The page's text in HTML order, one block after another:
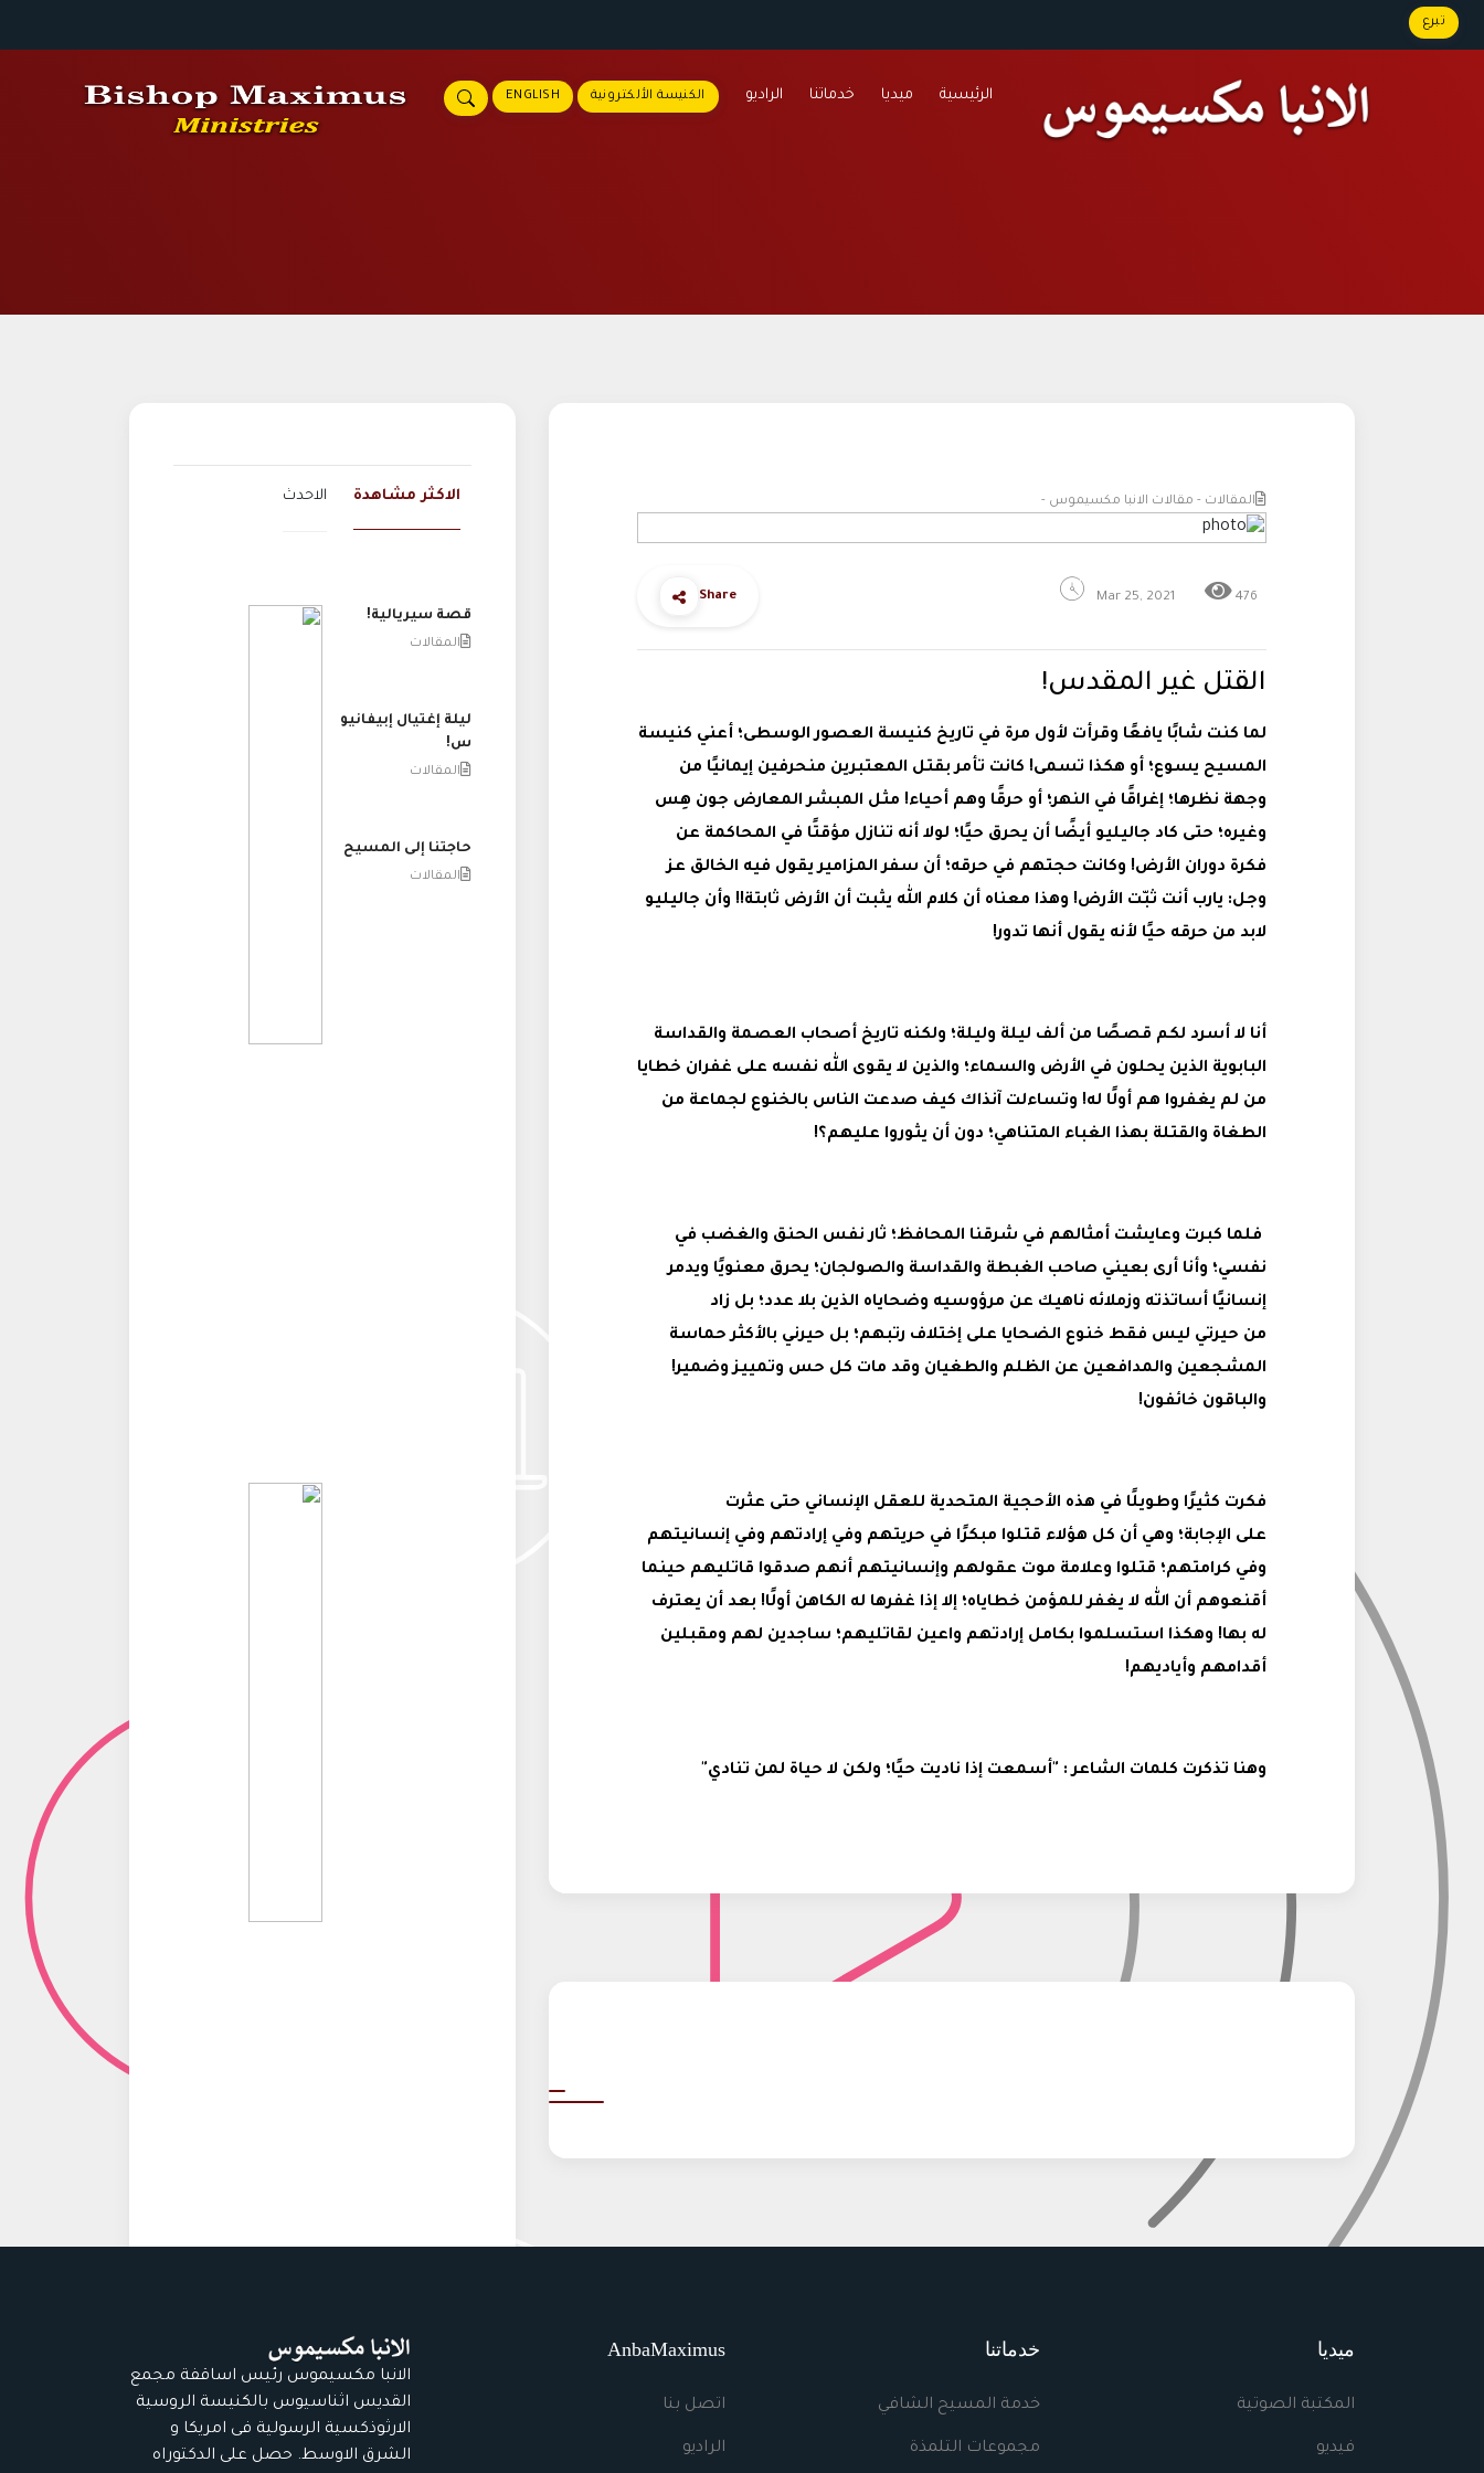
تبرع
ENGLISH الكنيسة الألكترونية الراديو خدماتنا ميديا الرئيسية
المقالات - مقالات الانبا مكسيموس -
Mar 25, 2021 476
Share
القتل غير المقدس!
لما كنت شابًا يافعًا وقرأت لأول مرة في تاريخ كنيسة العصور الوسطى؛ أعني كنيسة
المسيح يسوع؛ أو هكذا تسمى! كانت تأمر بقتل المعتبرين منحرفين إيمانيًا من
وجهة نظرها؛ إغراقًا في النهر؛ أو حرقًا وهم أحياء! مثل المبشر المعارض جون هِس
وغيره؛ حتى كاد جاليليو أيضًا أن يحرق حيًا؛ لولا أنه تنازل مؤقتًا في المحاكمة عن
فكرة دوران الأرض! وكانت حجتهم في حرقه؛ أن سفر المزامير يقول فيه الخالق عز
وجل: يارب أنت ثبّت الأرض! وهذا معناه أن كلام الله يثبت أن الأرض ثابتة!! وأن جاليليو
لابد من حرقه حيًا لأنه يقول أنها تدور!
أنا لا أسرد لكم قصصًا من ألف ليلة وليلة؛ ولكنه تاريخ أصحاب العصمة والقداسة
البابوية الذين يحلون في الأرض والسماء؛ والذين لا يقوى الله نفسه على غفران خطايا
من لم يغفروا هم أولًا له! وتساءلت آنذاك كيف صدعت الناس بالخنوع لجماعة من
الطغاة والقتلة بهذا الغباء المتناهي؛ دون أن يثوروا عليهم؟!
فلما كبرت وعايشت أمثالهم في شرقنا المحافظ؛ ثار نفس الحنق والغضب في
نفسي؛ وأنا أرى بعيني صاحب الغبطة والقداسة والصولجان؛ يحرق معنويًا ويدمر
إنسانيًا أساتذته وزملائه ناهيك عن مرؤوسيه وضحاياه الذين بلا عدد؛ بل زاد
من حيرتي ليس فقط خنوع الضحايا على إختلاف رتبهم؛ بل حيرني بالأكثر حماسة
المشجعين والمدافعين عن الظلم والطغيان وقد مات كل حس وتمييز وضمير!
والباقون خائفون!
فكرت كثيرًا وطويلًا في هذه الأحجية المتحدية للعقل الإنساني حتى عثرت
على الإجابة؛ وهي أن كل هؤلاء قتلوا مبكرًا في حريتهم وفي إرادتهم وفي إنسانيتهم
وفي كرامتهم؛ قتلوا وعلامة موت عقولهم وإنسانيتهم أنهم صدقوا قاتليهم حينما
أقنعوهم أن الله لا يغفر للمؤمن خطاياه؛ إلا إذا غفرها له الكاهن أولًا! بعد أن يعترف
له بها! وهكذا استسلموا بكامل إرادتهم واعين لقاتليهم؛ ساجدين لهم ومقبلين
أقدامهم وأياديهم!
وهنا تذكرت كلمات الشاعر : "أسمعت إذا ناديت حيًا؛ ولكن لا حياة لمن تنادي"
الاكثر مشاهدة الاحدث
قصة سيريالية!
المقالات
ليلة إغتيال إبيفانيو
س!
المقالات
حاجتنا إلى المسيح
المقالات
ميديا
المكتبة الصوتية
فيديو
خدماتنا
خدمة المسيح الشافي
مجموعات التلمذة
AnbaMaximus
اتصل بنا
الراديو
الانبا مكسيموس رئيس اساقفة مجمع
القديس اثناسيوس بالكنيسة الروسية
الارثوذكسية الرسولية فى امريكا و
الشرق الاوسط. حصل على الدكتوراه